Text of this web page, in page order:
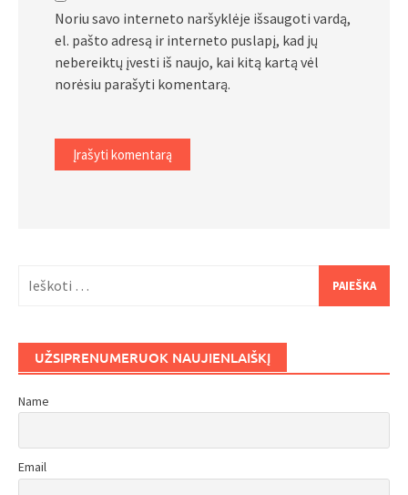
Noriu savo interneto naršyklėje išsaugoti vardą,
el. pašto adresą ir interneto puslapį, kad jų
nebereiktų įvesti iš naujo, kai kitą kartą vėl
norėsiu parašyti komentarą.
UŽSIPRENUMERUOK NAUJIENLAIŠKĮ
Name
Email